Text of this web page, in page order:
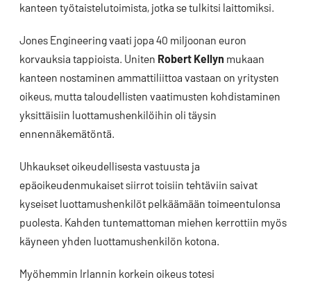
kanteen työtaistelutoimista, jotka se tulkitsi laittomiksi.
Jones Engineering vaati jopa 40 miljoonan euron
korvauksia tappioista. Uniten Robert Kellyn mukaan
kanteen nostaminen ammattiliittoa vastaan on yritysten
oikeus, mutta taloudellisten vaatimusten kohdistaminen
yksittäisiin luottamushenkilöihin oli täysin
ennennäkemätöntä.
Uhkaukset oikeudellisesta vastuusta ja
epäoikeudenmukaiset siirrot toisiin tehtäviin saivat
kyseiset luottamushenkilöt pelkäämään toimeentulonsa
puolesta. Kahden tuntemattoman miehen kerrottiin myös
käyneen yhden luottamushenkilön kotona.
Myöhemmin Irlannin korkein oikeus totesi